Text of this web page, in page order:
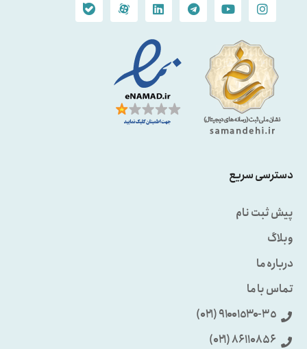
دسترسی سریع
پیش ثبت نام
وبلاگ
درباره ما
تماس با ما
٩۱۰۰۱٥۳۰-۳٥ (۰۲۱)
86110856 (۰۲۱)